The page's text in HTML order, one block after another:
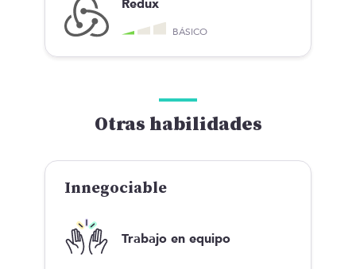
Redux
BÁSICO
Otras habilidades
Innegociable
Trabajo en equipo